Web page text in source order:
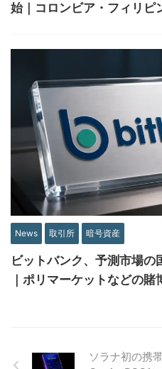
始｜コロンビア・フィリピ
News 取引所 暗号資産
ビットバンク、予測市場の
｜ポリマーケットなどの賭
ソラナ初の携